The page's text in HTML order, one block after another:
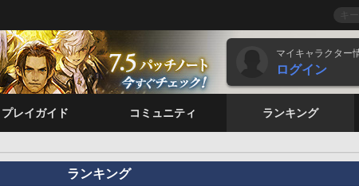
マイキャラクター
ログイン
プレイガイド コミュニティ ランキング
ランキング